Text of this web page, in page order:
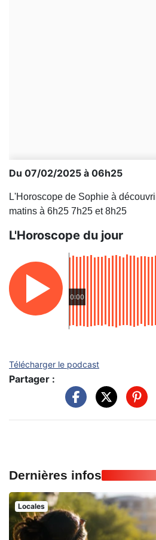
Du 07/02/2025 à 06h25
L'Horoscope de Sophie à
matins à 6h25 7h25 et 8h25
L'Horoscope du jour
0:00
Télécharger le podcast
Partager :
Dernières infos
Locales